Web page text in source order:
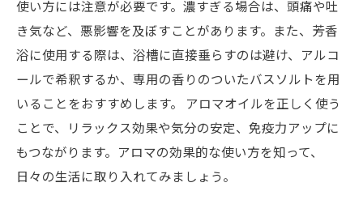
使い方には注意が必要です。濃すぎる場合は、頭痛や吐
き気など、悪影響を及ぼすことがあります。また、芳香
浴に使用する際は、浴槽に直接垂らすのは避け、アルコ
ールで希釈するか、専用の香りのついたバスソルトを用
いることをおすすめします。 アロマオイルを正しく使う
ことで、リラックス効果や気分の安定、免疫力アップに
もつながります。アロマの効果的な使い方を知って、
日々の生活に取り入れてみましょう。